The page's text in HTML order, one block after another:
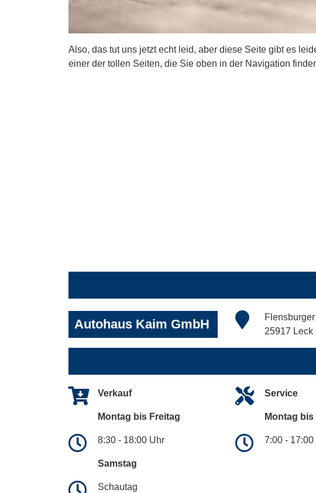
Also, das tut uns jetzt echt leid, aber diese Seite gibt es
einer der tollen Seiten, die Sie oben in der Navigation
Autohaus Kaim GmbH
25917 Leck
Verkauf
Montag bis Freitag
8:30 - 18:00 Uhr
Samstag
Schautag
Service
Montag bis
7:00 - 17:00